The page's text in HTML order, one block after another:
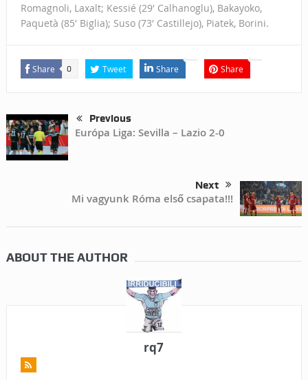
Romagnoli, Laxalt; Kessié (29′ Calhanoglu), Bakayoko,
Paquetà (85′ Biglia); Suso (73′ Castillejo), Piatek, Borini.
Share 0 Tweet Share Share
Previous
Európa Liga: Sevilla – Lazio 2-0
Next
Mi vagyunk Róma első csapata!!!
ABOUT THE AUTHOR
rq7